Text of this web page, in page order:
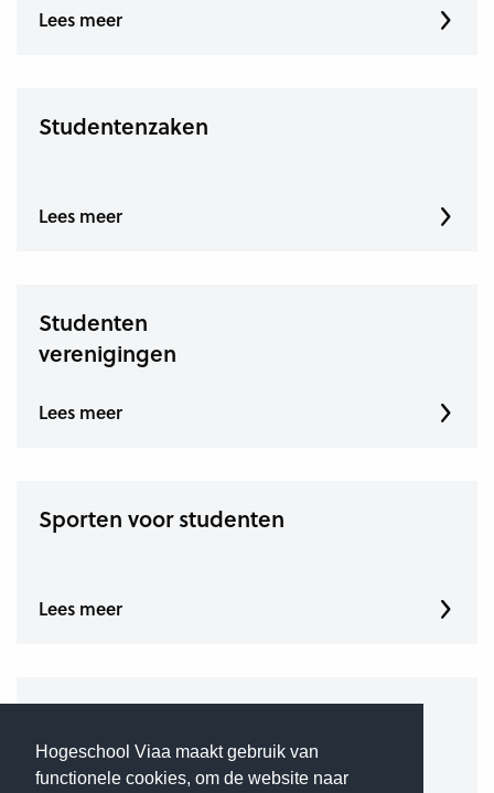
Hogeschool Viaa maakt gebruik van
functionele cookies, om de website naar
Lees meer
Studentenzaken
Lees meer
Studenten
verenigingen
Lees meer
Sporten voor studenten
Lees meer